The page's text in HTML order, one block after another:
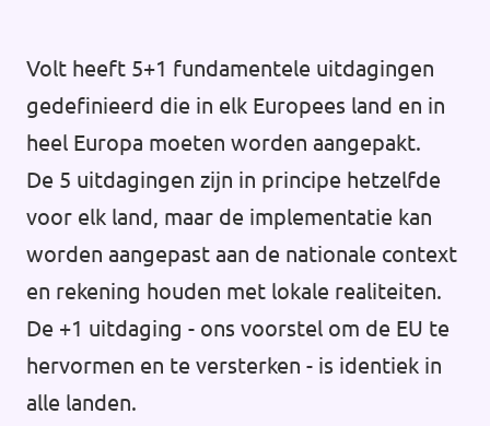
Volt heeft 5+1 fundamentele uitdagingen
gedefinieerd die in elk Europees land en in
heel Europa moeten worden aangepakt.
De 5 uitdagingen zijn in principe hetzelfde
voor elk land, maar de implementatie kan
worden aangepast aan de nationale context
en rekening houden met lokale realiteiten.
De +1 uitdaging - ons voorstel om de EU te
hervormen en te versterken - is identiek in
alle landen.